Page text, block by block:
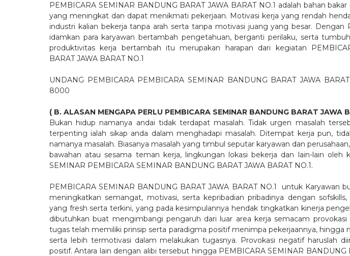
PEMBICARA SEMINAR BANDUNG BARAT JAWA BARAT NO.1 adalah bahan
yang meningkat dan dapat menikmati pekerjaan. Motivasi kerja yang rendah
industri kalian bekerja tanpa arah serta tanpa motivasi juang yang besar. Dengan
idamkan para karyawan bertambah pengetahuan, berganti perilaku, serta
produktivitas kerja bertambah itu merupakan harapan dari kegiatan
BARAT JAWA BARAT NO.1
UNDANG PEMBICARA PEMBICARA SEMINAR BANDUNG BARAT JAWA
8000
( B. ALASAN MENGAPA PERLU PEMBICARA SEMINAR BANDUNG BARAT JAWA
Bukan hidup namanya andai tidak terdapat masalah. Tidak urgen masalah
terpenting ialah sikap anda dalam menghadapi masalah. Ditempat kerja pun,
namanya masalah. Biasanya masalah yang timbul seputar karyawan dan
bawahan atau sesama teman kerja, lingkungan lokasi bekerja dan lain-lain oleh
SEMINAR PEMBICARA SEMINAR BANDUNG BARAT JAWA BARAT NO.1.
PEMBICARA SEMINAR BANDUNG BARAT JAWA BARAT NO.1 untuk Karyawan
meningkatkan semangat, motivasi, serta kepribadian pribadinya dengan
yang fresh serta terkini, yang pada kesimpulannya hendak tingkatkan kinerja
dibutuhkan buat mengimbangi pengaruh dari luar area kerja semacam provokasi
tugas telah memiliki prinsip serta paradigma positif menimpa pekerjaannya, hingga
serta lebih termotivasi dalam melakukan tugasnya. Provokasi negatif haruslah
positif. Antara lain dengan alibi tersebut hingga PEMBICARA SEMINAR BANDUNG